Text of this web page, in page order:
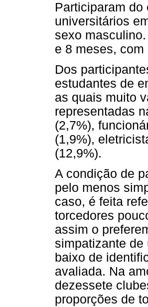
Participaram
universitários
sexo
e 8 meses,
Dos
estudantes de
as quais muito
representadas
(2,7%),
(1,9%),
(12,9%).
A condição de
pelo menos
caso, é feita
torcedores
assim o
simpatizante
baixo de
avaliada. Na
dezessete
proporções de